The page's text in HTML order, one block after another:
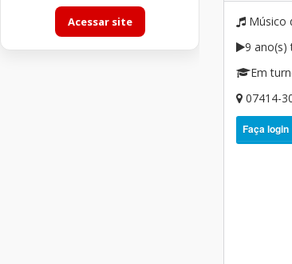
Acessar site
Músico
9 ano(s)
Em
07414-
Faça login